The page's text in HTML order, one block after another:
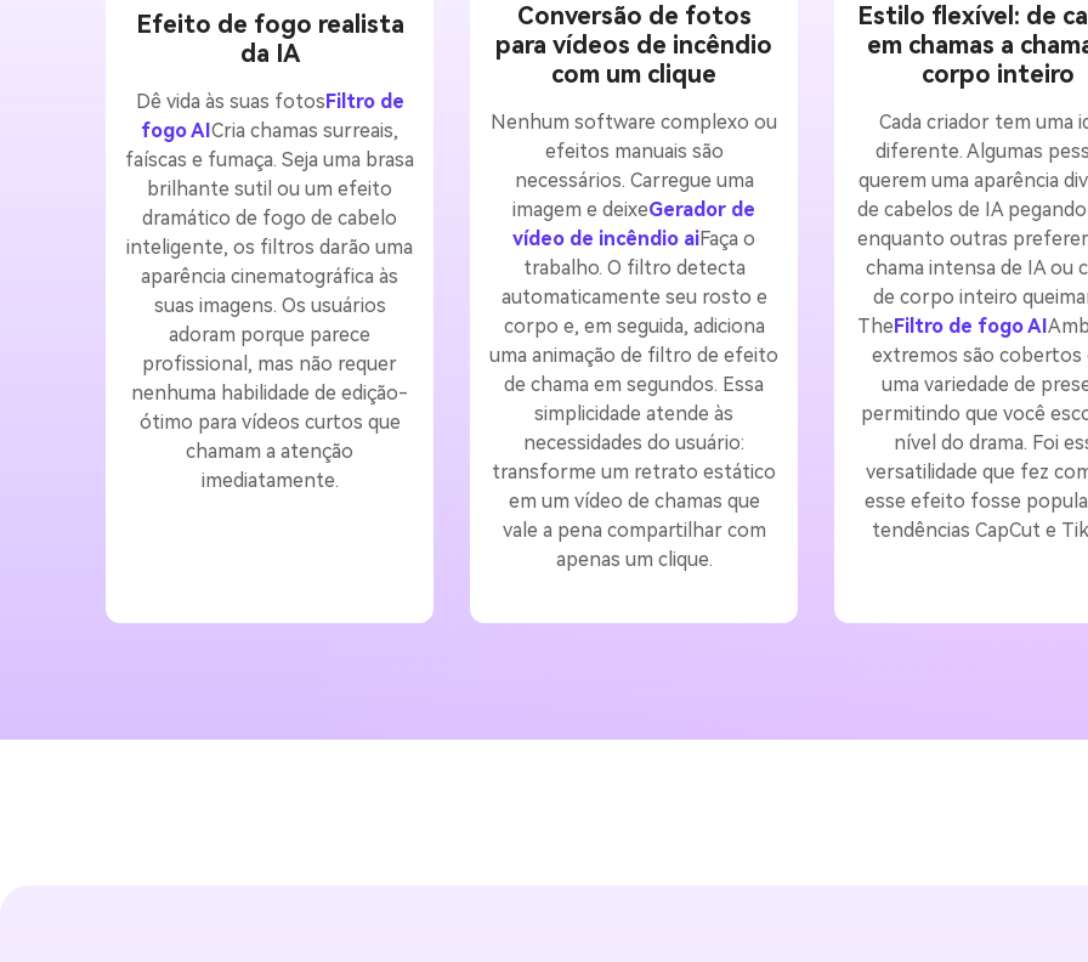
Efeito de fogo realista
da IA
Dê vida às suas fotos Filtro de
fogo AI Cria chamas surreais,
faíscas e fumaça. Seja uma brasa
brilhante sutil ou um efeito
dramático de fogo de cabelo
inteligente, os filtros darão uma
aparência cinematográfica às
suas imagens. Os usuários
adoram porque parece
profissional, mas não requer
nenhuma habilidade de edição-
ótimo para vídeos curtos que
chamam a atenção
imediatamente.
Conversão de fotos
para vídeos de incêndio
com um clique
Nenhum software complexo ou
efeitos manuais são
necessários. Carregue uma
imagem e deixeGerador de
vídeo de incêndio aiFaça o
trabalho. O filtro detecta
automaticamente seu rosto e
corpo e, em seguida, adiciona
uma animação de filtro de efeito
de chama em segundos. Essa
simplicidade atende às
necessidades do usuário:
transforme um retrato estático
em um vídeo de chamas que
vale a pena compartilhar com
apenas um clique.
Estilo flexível: de
em chamas a
corpo inteiro
Cada criador tem uma
diferente. Algumas
querem uma aparência
de cabelos de IA
enquanto outras
chama intensa de IA ou
de corpo inteiro
The Filtro de fogo AI
extremos são cobertos
uma variedade de
permitindo que você
nível do drama. Foi
versatilidade que fez
esse efeito fosse
tendências CapCut e